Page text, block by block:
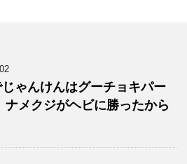
ゃんけんはグーチョキパー
ナメクジがヘビに勝ったから